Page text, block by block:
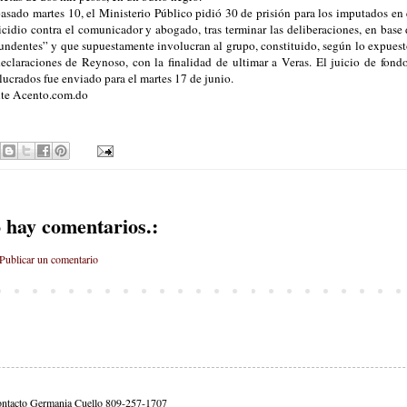
martes 10, el Ministerio Público pidió 30 de prisión para los imputados en
contra el comunicador y abogado, tras terminar las deliberaciones, en base
y que supuestamente involucran al grupo, constituido, según lo
de Reynoso, con la finalidad de ultimar a Veras. El juicio de
fue enviado para el martes 17 de junio.
Acento.com.do
hay comentarios.:
Publicar un comentario
Germania Cuello 809-257-1707